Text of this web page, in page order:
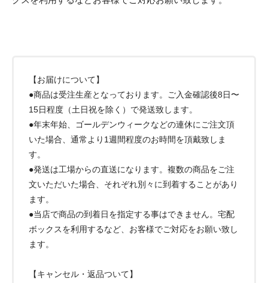
【お届けについて】
●商品は受注生産となっております。ご入金確認後8日〜
15日程度（土日祝を除く）で発送致します。
●年末年始、ゴールデンウィークなどの連休にご注文頂
いた場合、通常より1週間程度のお時間を頂戴致しま
す。
●発送は工場からの直送になります。複数の商品をご注
文いただいた場合、それぞれ別々に到着することがあり
ます。
●当店で商品の到着日を指定する事はできません。宅配
ボックスを利用するなど、お客様でご対応をお願い致し
ます。
【キャンセル・返品ついて】